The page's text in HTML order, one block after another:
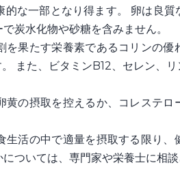
な一部となり得ます。 卵は良
炭水化物や砂糖を含みません。
を果たす栄養素であるコリンの
また、ビタミンB12、セレン、
黄の摂取を控えるか、コレステロ
生活の中で適量を摂取する限り
ついては、専門家や栄養士に相談